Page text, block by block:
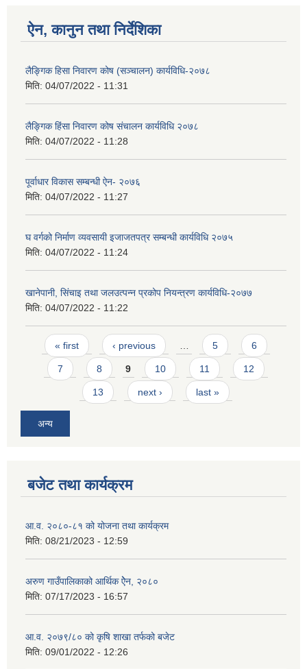
ऐन, कानुन तथा निर्देशिका
लैङ्गिक हिसा निवारण कोष (सञ्चालन) कार्यविधि-२०७८
मिति: 04/07/2022 - 11:31
लैङ्गिक हिंसा निवारण कोष संचालन कार्यविधि २०७८
मिति: 04/07/2022 - 11:28
पूर्वाधार विकास सम्बन्धी ऐन- २०७६
मिति: 04/07/2022 - 11:27
घ वर्गको निर्माण व्यवसायी इजाजतपत्र सम्बन्धी कार्यविधि २०७५
मिति: 04/07/2022 - 11:24
खानेपानी, सिंचाइ तथा जलउत्पन्न प्रकोप नियन्त्रण कार्यविधि-२०७७
मिति: 04/07/2022 - 11:22
Pages
« first ‹ previous 5 6
7 8 9 10 11 12
13 next › last »
अन्य
बजेट तथा कार्यक्रम
आ.व. २०८०-८१ को योजना तथा कार्यक्रम
मिति: 08/21/2023 - 12:59
अरुण गाउँपालिकाको आर्थिक ऐेन, २०८०
मिति: 07/17/2023 - 16:57
आ.व. २०७९/८० को कृषि शाखा तर्फको बजेट
मिति: 09/01/2022 - 12:26